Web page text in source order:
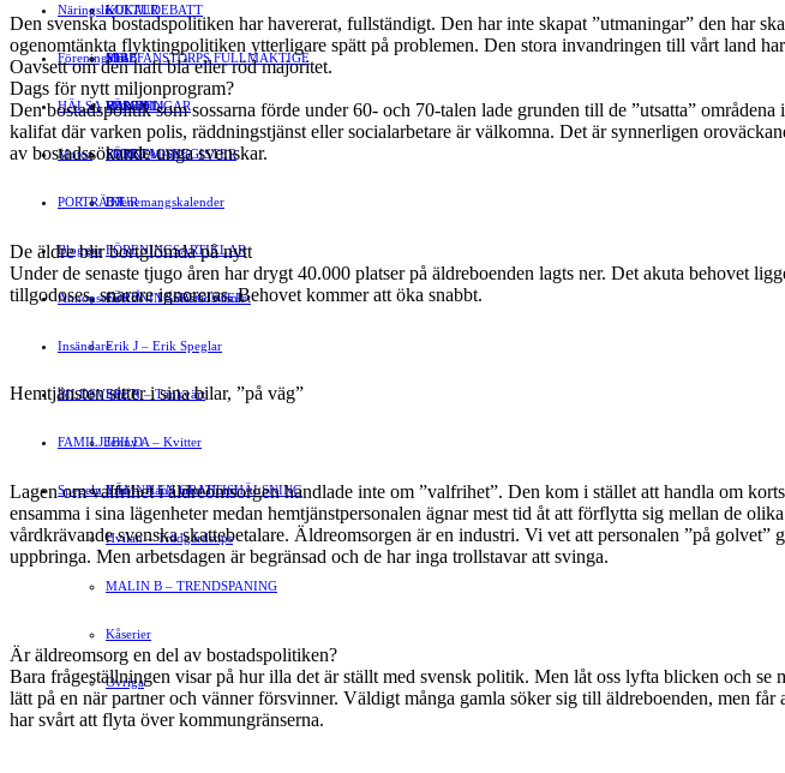
LOKALDEBATT
STAFFANSTORPS FULLMÄKTIGE
VAL 2014
KULTUR
Mat
RESOR
EVENEMANG
Evenemangskalender
Näringsliv
JOBB
HANDEL
FÖRETAGSREGISTER
Föreningsliv
FÖRENINGAR
SPORT
DJUR
FÖRENINGSARTIKLAR
FÖRENINGSREGISTER
HÄLSA
Motor
PORTRÄTT
Bloggar
Gert Å – I Småstadsvimlet
Erik J – Erik Speglar
Stig N – Tänkvärt
Jenny A – Kvitter
Yrsa – Hand med Hund
Hvilan – Trädgårdstips
MALIN B – TRENDSPANING
Kåserier
Ovriga
Annonsera
Insändare
BILDSVEPET
FAMILJEBILD
LÄMNA EN GRATTISHÄLSNING
Spegeln Info
Den svenska bostadspolitiken har havererat, fullständigt. Den har inte skapat ”utmaningar” den har
ogenomtänkta flyktingpolitiken ytterligare spätt på problemen. Den stora invandringen till vårt land
Oavsett om den haft blå eller röd majoritet.
Dags för nytt miljonprogram?
Den bostadspolitik som sossarna förde under 60- och 70-talen lade grunden till de ”utsatta”
kalifat där varken polis, räddningstjänst eller socialarbetare är välkomna. Det är synnerligen
av bostadssökande unga svenskar.
De äldre blir bortglömda på nytt
Under de senaste tjugo åren har drygt 40.000 platser på äldreboenden lagts ner. Det akuta behovet
tillgodoses, snarare ignoreras. Behovet kommer att öka snabbt.
Hemtjänsten sitter i sina bilar, ”på väg”
Lagen om valfrihet i äldreomsorgen handlade inte om ”valfrihet”. Den kom i stället att handla om
ensamma i sina lägenheter medan hemtjänstpersonalen ägnar mest tid åt att förflytta sig mellan de
vårdkrävande svenska skattebetalare. Äldreomsorgen är en industri. Vi vet att personalen ”på
uppbringa. Men arbetsdagen är begränsad och de har inga trollstavar att svinga.
Är äldreomsorg en del av bostadspolitiken?
Bara frågeställningen visar på hur illa det är ställt med svensk politik. Men låt oss lyfta blicken och
lätt på en när partner och vänner försvinner. Väldigt många gamla söker sig till äldreboenden, men
har svårt att flyta över kommungränserna.